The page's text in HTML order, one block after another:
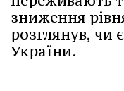
зниження
розглянув, чи
України.